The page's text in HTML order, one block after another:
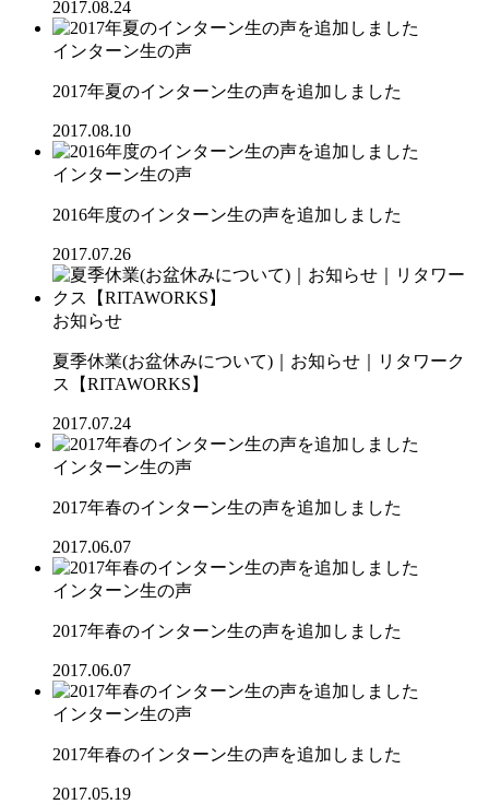
2017.08.24
インターン生の声
2017年夏のインターン生の声を追加しました
2017.08.10
インターン生の声
2016年度のインターン生の声を追加しました
2017.07.26
お知らせ
夏季休業(お盆休みについて)｜お知らせ｜リタワーク
ス【RITAWORKS】
2017.07.24
インターン生の声
2017年春のインターン生の声を追加しました
2017.06.07
インターン生の声
2017年春のインターン生の声を追加しました
2017.06.07
インターン生の声
2017年春のインターン生の声を追加しました
2017.05.19